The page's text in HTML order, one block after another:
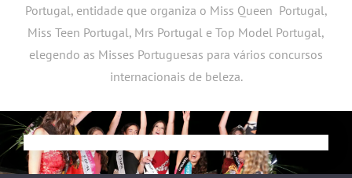
Portugal, entidade que organiza o Miss Queen Portugal,
Miss Teen Portugal, Mrs Portugal e Top Model Portugal,
elegendo as Misses Portuguesas para vários concursos
internacionais de beleza.